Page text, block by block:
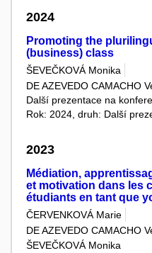
2024
Promoting the
(business) class
ŠEVEČKOVÁ Monika
DE AZEVEDO CAMACHO
Další prezentace na
Rok: 2024, druh: Další
2023
Médiation,
et motivation dans les
étudiants en tant que
ČERVENKOVÁ Marie
DE AZEVEDO CAMACHO
ŠEVEČKOVÁ Monika